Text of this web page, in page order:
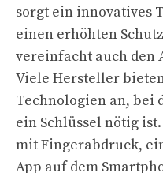
sorgt ein innovatives
einen erhöhten
vereinfacht auch den
Viele Hersteller
Technologien an, bei
ein Schlüssel nötig
mit Fingerabdruck,
App auf dem